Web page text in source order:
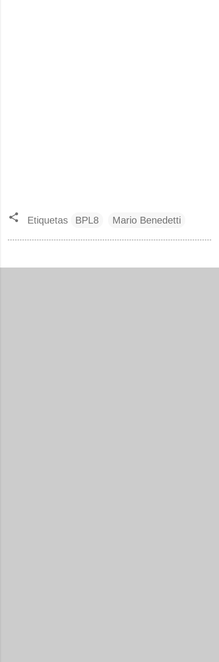
Etiquetas BPL8 Mario Benedetti